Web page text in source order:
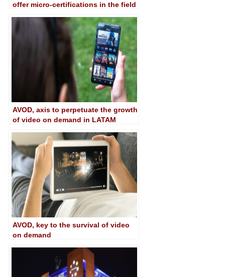
offer micro-certifications in the field
AVOD, axis to perpetuate the growth
of video on demand in LATAM
AVOD, key to the survival of video
on demand